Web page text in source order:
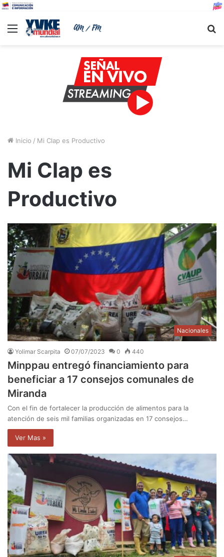
Menu
Inicio / Mi Clap es Productivo
Mi Clap es
Productivo
Nacionales
Yolimar Scarpita 07/07/2023 0 440
Minppau entregó financiamiento para
beneficiar a 17 consejos comunales de
Miranda
Con el fin de fortalecer la producción de alimentos para la
atención de seis mil familias organizadas en 17 consejos…
Ver Mas »